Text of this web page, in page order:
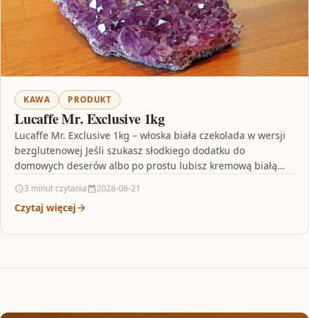
KAWA PRODUKT
Lucaffe Mr. Exclusive 1kg
Lucaffe Mr. Exclusive 1kg – włoska biała czekolada w wersji
bezglutenowej Jeśli szukasz słodkiego dodatku do
domowych deserów albo po prostu lubisz kremową białą…
3 minut czytania 2026-06-21
Czytaj więcej